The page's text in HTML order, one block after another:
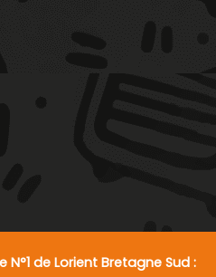
N°1 de Lorient Bretagne Sud :